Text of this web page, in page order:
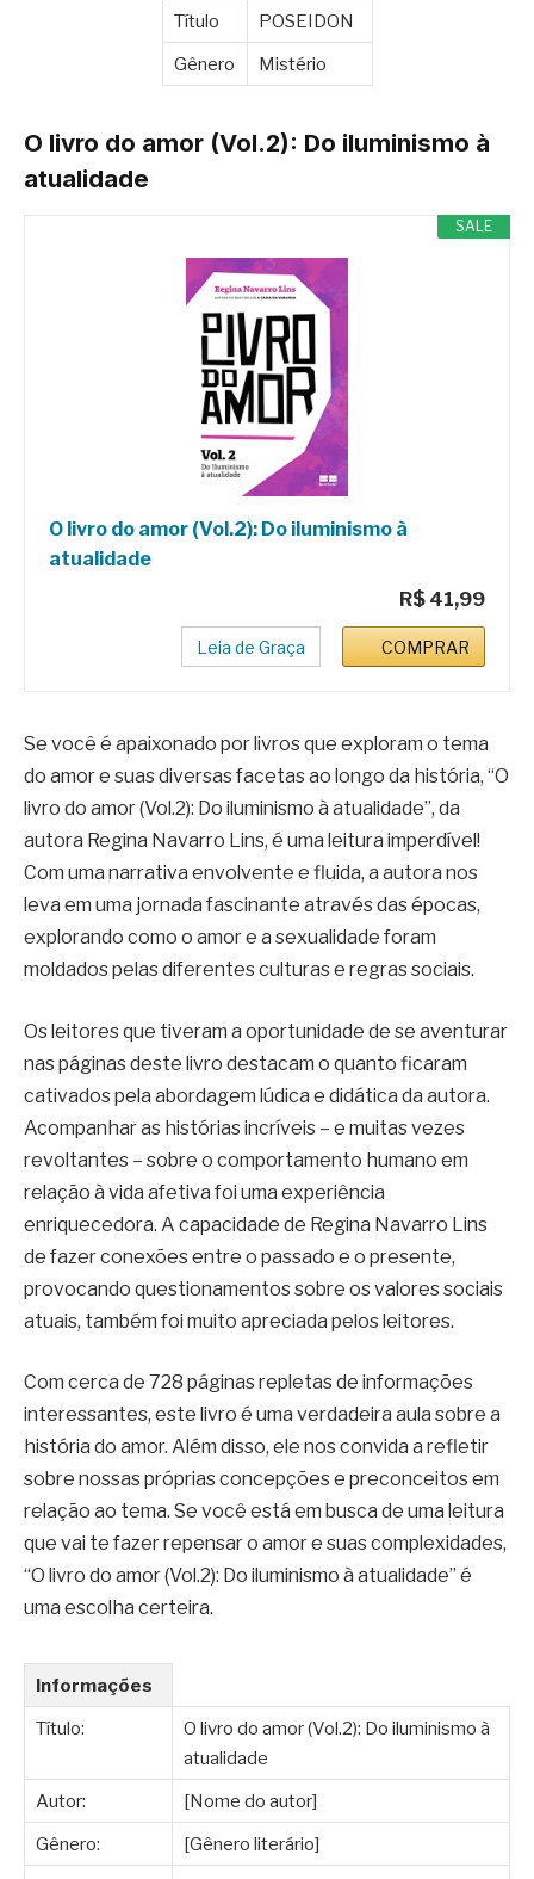
Título
POSEIDON
Gênero
Mistério
O livro do amor (Vol.2): Do iluminismo à
atualidade
SALE
O livro do amor (Vol.2): Do iluminismo à
atualidade
R$ 41,99
Leia de Graça COMPRAR
Se você é apaixonado por livros que exploram o tema
do amor e suas diversas facetas ao longo da história, “O
livro do amor (Vol.2): Do iluminismo à atualidade”, da
autora Regina Navarro Lins, é uma leitura imperdível!
Com uma narrativa envolvente e fluida, a autora nos
leva em uma jornada fascinante através das épocas,
explorando como o amor e a sexualidade foram
moldados pelas diferentes culturas e regras sociais.
Os leitores que tiveram a oportunidade de se aventurar
nas páginas deste livro destacam o quanto ficaram
cativados pela abordagem lúdica e didática da autora.
Acompanhar as histórias incríveis – e muitas vezes
revoltantes – sobre o comportamento humano em
relação à vida afetiva foi uma experiência
enriquecedora. A capacidade de Regina Navarro Lins
de fazer conexões entre o passado e o presente,
provocando questionamentos sobre os valores sociais
atuais, também foi muito apreciada pelos leitores.
Com cerca de 728 páginas repletas de informações
interessantes, este livro é uma verdadeira aula sobre a
história do amor. Além disso, ele nos convida a refletir
sobre nossas próprias concepções e preconceitos em
relação ao tema. Se você está em busca de uma leitura
que vai te fazer repensar o amor e suas complexidades,
“O livro do amor (Vol.2): Do iluminismo à atualidade” é
uma escolha certeira.
Informações
Título:
O livro do amor (Vol.2): Do iluminismo à
atualidade
Autor:
[Nome do autor]
Gênero:
[Gênero literário]